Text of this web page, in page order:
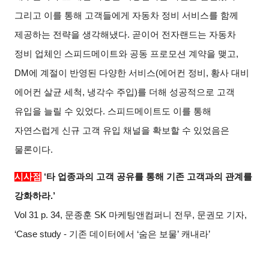
그리고 이를 통해 고객들에게 자동차 정비 서비스를 함께
제공하는 전략을 생각해냈다. 곧이어 전자랜드는 자동차
정비 업체인 스피드메이트와 공동 프로모션 계약을 맺고,
DM에 계절이 반영된 다양한 서비스(에어컨 정비, 황사 대비
에어컨 살균 세척, 냉각수 주입)를 더해 성공적으로 고객
유입을 늘릴 수 있었다. 스피드메이트도 이를 통해
자연스럽게 신규 고객 유입 채널을 확보할 수 있었음은
물론이다.
시사점 ‘타 업종과의 고객 공유를 통해 기존 고객과의 관계를
강화하라.’
Vol 31 p. 34, 문종훈 SK 마케팅앤컴퍼니 전무, 문권모 기자,
‘Case study - 기존 데이터에서 ‘숨은 보물’ 캐내라’